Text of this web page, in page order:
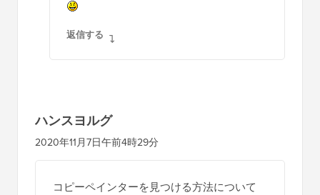
返信する
ハンスヨルグ
2020年11月7日午前4時29分
コピーペインターを見つける方法について